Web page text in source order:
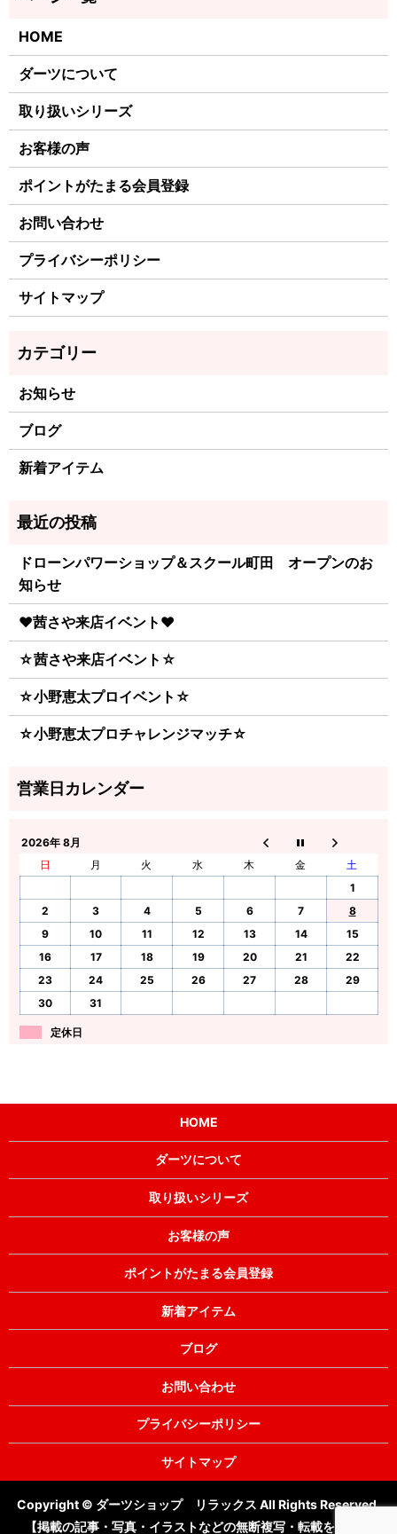
HOME
ダーツについて
取り扱いシリーズ
お客様の声
ポイントがたまる会員登録
お問い合わせ
プライバシーポリシー
サイトマップ
お知らせ
ブログ
新着アイテム
ドローンパワーショップ＆スクール町田 オープンのお
知らせ
♥茜さや来店イベント♥
☆茜さや来店イベント☆
☆小野恵太プロイベント☆
☆小野恵太プロチャレンジマッチ☆
2026年 8月
日
月 火 水 木 金
土
1
2
3 4 5 6 7
8
9
10 11 12 13 14
15
16
17 18 19 20 21
22
23
24 25 26 27 28
29
30
31
定休日
HOME
ダーツについて
取り扱いシリーズ
お客様の声
ポイントがたまる会員登録
新着アイテム
ブログ
お問い合わせ
プライバシーポリシー
サイトマップ
Copyright © ダーツショップ リラックス All Rights Reserved.
【掲載の記事・写真・イラストなどの無断複写・転載を禁じま